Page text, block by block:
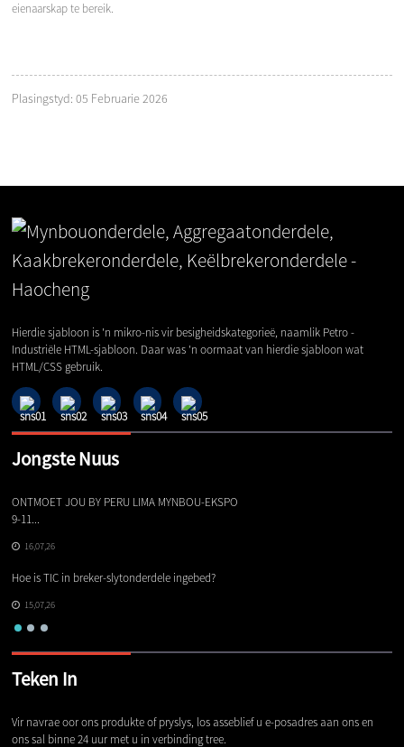
eienaarskap te bereik.
Plasingstyd: 05 Februarie 2026
Hierdie sjabloon is 'n mikro-nis vir besigheidskategorieë, naamlik Petro -
Industriële HTML-sjabloon. Daar was 'n oormaat van hierdie sjabloon wat
HTML/CSS gebruik.
Jongste Nuus
ONTMOET JOU BY PERU LIMA MYNBOU-EKSPO
9-11...
16,07,26
Hoe is TIC in breker-slytonderdele ingebed?
15,07,26
Teken In
Vir navrae oor ons produkte of pryslys, los asseblief u e-posadres aan ons en
ons sal binne 24 uur met u in verbinding tree.